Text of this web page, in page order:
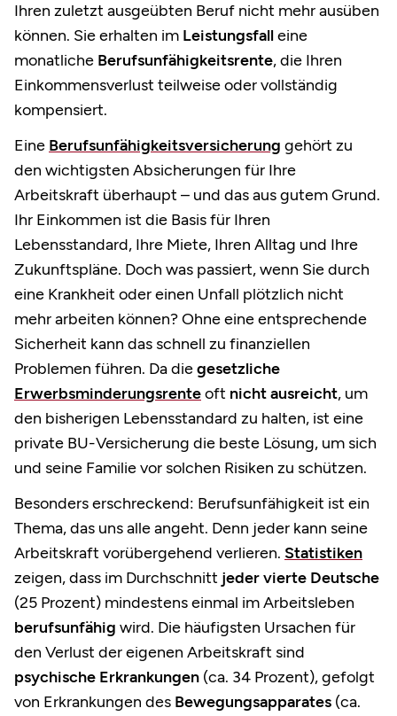
Ihren zuletzt ausgeübten Beruf nicht mehr ausüben
können. Sie erhalten im Leistungsfalleine
monatliche Berufsunfähigkeitsrente, die Ihren
Einkommensverlust teilweise oder vollständig
kompensiert. ​
Eine Berufsunfähigkeitsversicherung gehört zu
den wichtigsten Absicherungen für Ihre
Arbeitskraft überhaupt – und das aus gutem Grund.
Ihr Einkommen ist die Basis für Ihren
Lebensstandard, Ihre Miete, Ihren Alltag und Ihre
Zukunftspläne. Doch was passiert, wenn Sie durch
eine Krankheit oder einen Unfall plötzlich nicht
mehr arbeiten können? Ohne eine entsprechende
Sicherheit kann das schnell zu finanziellen
Problemen führen. Da diegesetzliche
Erwerbsminderungsrenteoft nicht ausreicht, um
den bisherigen Lebensstandard zu halten, ist eine
private BU-Versicherung die beste Lösung, um sich
und seine Familie vor solchen Risiken zu schützen.
Besonders erschreckend: Berufsunfähigkeit ist ein
Thema, das uns alle angeht. Denn jeder kann seine
Arbeitskraft vorübergehend verlieren. Statistiken
zeigen, dass im Durchschnitt jeder vierte Deutsche
(25 Prozent) mindestens einmal im Arbeitsleben
berufsunfähig wird. Die häufigsten Ursachen für
den Verlust der eigenen Arbeitskraft sind
psychische Erkrankungen (ca. 34 Prozent), gefolgt
von Erkrankungen des Bewegungsapparates (ca.